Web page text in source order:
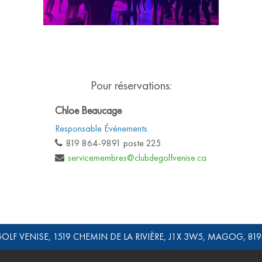
Pour réservations:
Chloe Beaucage
Responsable Événements
819 864-9891 poste 225
servicemembres@clubdegolfvenise.ca
VENISE, 1519 CHEMIN DE LA RIVIÈRE, J1X 3W5, MAGOG,